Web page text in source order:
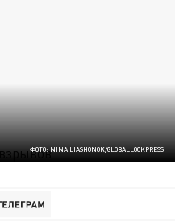
ФОТО: NINA LIASHONOK/GLOBALLOOKPRESS